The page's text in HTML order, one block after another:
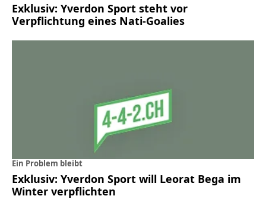
Exklusiv: Yverdon Sport steht vor
Verpflichtung eines Nati-Goalies
Ein Problem bleibt
Exklusiv: Yverdon Sport will Leorat Bega im
Winter verpflichten